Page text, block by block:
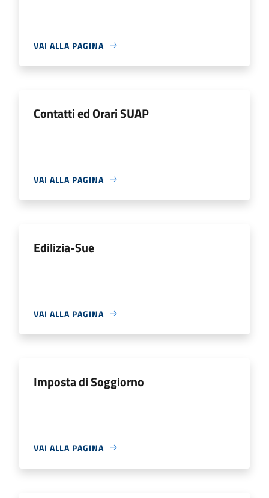
VAI ALLA PAGINA
Contatti ed Orari SUAP
VAI ALLA PAGINA
Edilizia-Sue
VAI ALLA PAGINA
Imposta di Soggiorno
VAI ALLA PAGINA